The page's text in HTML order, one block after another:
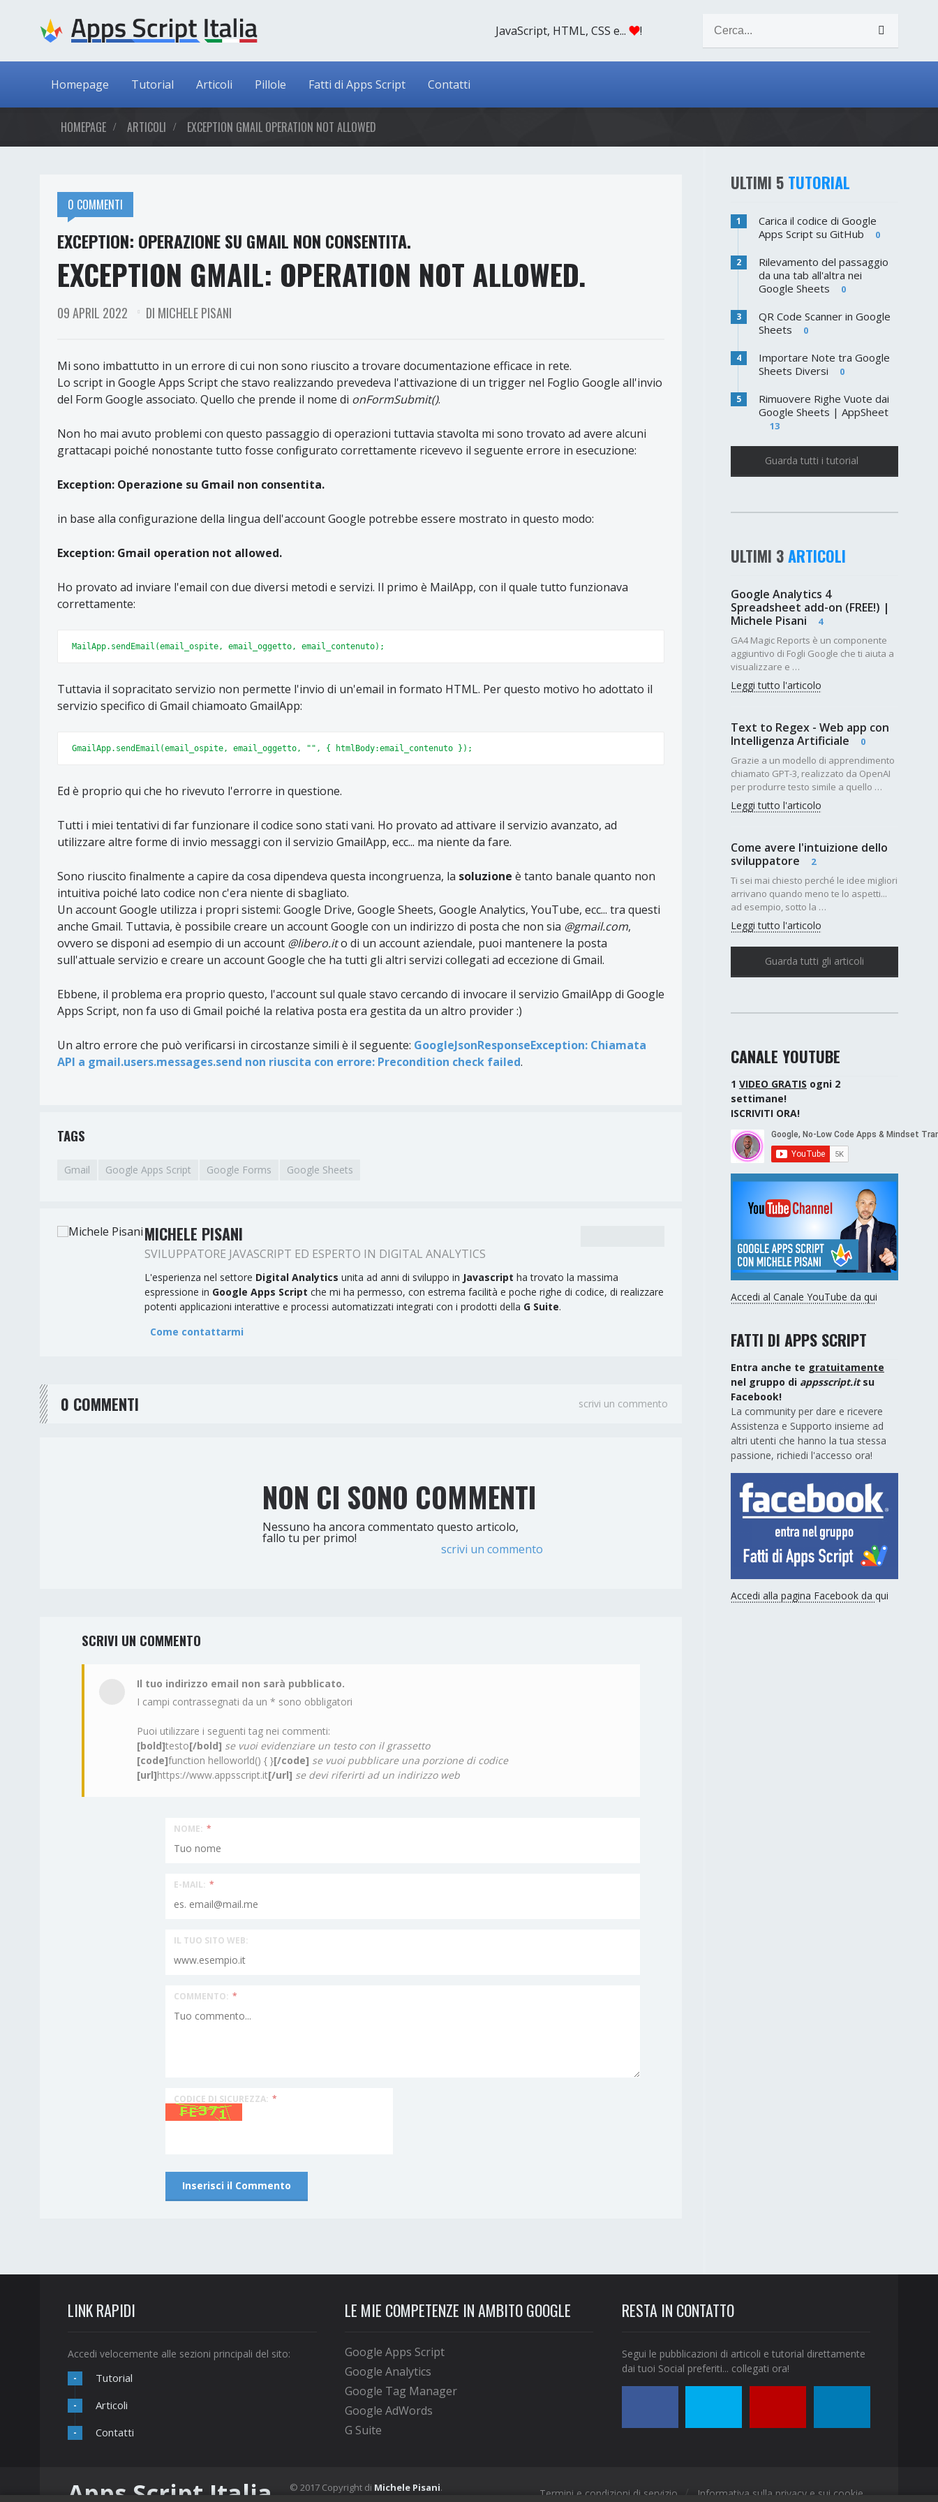
JavaScript, HTML, CSS e... !
Homepage Tutorial Articoli Pillole Fatti di Apps Script Contatti
HOMEPAGE ARTICOLI EXCEPTION GMAIL OPERATION NOT ALLOWED
0 COMMENTI
EXCEPTION: OPERAZIONE SU GMAIL NON CONSENTITA.
EXCEPTION GMAIL: OPERATION NOT ALLOWED.
09 APRIL 2022 DI MICHELE PISANI
Mi sono imbattutto in un errore di cui non sono riuscito a trovare documentazione efficace in rete.
Lo script in Google Apps Script che stavo realizzando prevedeva l'attivazione di un trigger nel Foglio Google all'invio
del Form Google associato. Quello che prende il nome di onFormSubmit().
Non ho mai avuto problemi con questo passaggio di operazioni tuttavia stavolta mi sono trovato ad avere alcuni
grattacapi poiché nonostante tutto fosse configurato correttamente ricevevo il seguente errore in esecuzione:
Exception: Operazione su Gmail non consentita.
in base alla configurazione della lingua dell'account Google potrebbe essere mostrato in questo modo:
Exception: Gmail operation not allowed.
Ho provato ad inviare l'email con due diversi metodi e servizi. Il primo è MailApp, con il quale tutto funzionava
correttamente:
MailApp.sendEmail(email_ospite, email_oggetto, email_contenuto);
Tuttavia il sopracitato servizio non permette l'invio di un'email in formato HTML. Per questo motivo ho adottato il
servizio specifico di Gmail chiamoato GmailApp:
GmailApp.sendEmail(email_ospite, email_oggetto, "", { htmlBody:email_contenuto });
Ed è proprio qui che ho rivevuto l'errorre in questione.
Tutti i miei tentativi di far funzionare il codice sono stati vani. Ho provato ad attivare il servizio avanzato, ad
utilizzare altre forme di invio messaggi con il servizio GmailApp, ecc... ma niente da fare.
Sono riuscito finalmente a capire da cosa dipendeva questa incongruenza, la soluzione è tanto banale quanto non
intuitiva poiché lato codice non c'era niente di sbagliato.
Un account Google utilizza i propri sistemi: Google Drive, Google Sheets, Google Analytics, YouTube, ecc... tra questi
anche Gmail. Tuttavia, è possibile creare un account Google con un indirizzo di posta che non sia @gmail.com,
ovvero se disponi ad esempio di un account @libero.ito di un account aziendale, puoi mantenere la posta
sull'attuale servizio e creare un account Google che ha tutti gli altri servizi collegati ad eccezione di Gmail.
Ebbene, il problema era proprio questo, l'account sul quale stavo cercando di invocare il servizio GmailApp di Google
Apps Script, non fa uso di Gmail poiché la relativa posta era gestita da un altro provider :)
Un altro errore che può verificarsi in circostanze simili è il seguente: GoogleJsonResponseException: Chiamata
API a gmail.users.messages.send non riuscita con errore: Precondition check failed.
TAGS
Gmail Google Apps Script Google Forms Google Sheets
MICHELE PISANI
SVILUPPATORE JAVASCRIPT ED ESPERTO IN DIGITAL ANALYTICS
L'esperienza nel settore Digital Analytics unita ad anni di sviluppo in Javascript ha trovato la massima
espressione in Google Apps Script che mi ha permesso, con estrema facilità e poche righe di codice, di realizzare
potenti applicazioni interattive e processi automatizzati integrati con i prodotti della G Suite.
Come contattarmi
scrivi un commento
0 COMMENTI
NON CI SONO COMMENTI
Nessuno ha ancora commentato questo articolo,
fallo tu per primo!
scrivi un commento
SCRIVI UN COMMENTO
Il tuo indirizzo email non sarà pubblicato.
I campi contrassegnati da un * sono obbligatori
Puoi utilizzare i seguenti tag nei commenti:
[bold]testo[/bold] se vuoi evidenziare un testo con il grassetto
[code]function helloworld() { }[/code] se vuoi pubblicare una porzione di codice
[url]https://www.appsscript.it[/url] se devi riferirti ad un indirizzo web
NOME: *
E-MAIL: *
IL TUO SITO WEB:
COMMENTO: *
CODICE DI SICUREZZA: *
ULTIMI 5 TUTORIAL
1
Carica il codice di Google
Apps Script su GitHub
0
2
Rilevamento del passaggio
da una tab all'altra nei
Google Sheets
0
3
QR Code Scanner in Google
Sheets
0
4
Importare Note tra Google
Sheets Diversi
0
5
Rimuovere Righe Vuote dai
Google Sheets | AppSheet
13
Guarda tutti i tutorial
ULTIMI 3ARTICOLI
Google Analytics 4
Spreadsheet add-on (FREE!) |
Michele Pisani
4
GA4 Magic Reports è un componente
aggiuntivo di Fogli Google che ti aiuta a
visualizzare e …
Leggi tutto l'articolo
Text to Regex - Web app con
Intelligenza Artificiale
0
Grazie a un modello di apprendimento
chiamato GPT-3, realizzato da OpenAI
per produrre testo simile a quello …
Leggi tutto l'articolo
Come avere l'intuizione dello
sviluppatore
2
Ti sei mai chiesto perché le idee migliori
arrivano quando meno te lo aspetti...
ad esempio, sotto la …
Leggi tutto l'articolo
Guarda tutti gli articoli
CANALE YOUTUBE
1 VIDEO GRATIS ogni 2
settimane!
ISCRIVITI ORA!
Accedi al Canale YouTube da qui
FATTI DI APPS SCRIPT
Entra anche te gratuitamente
nel gruppo di appsscript.itsu
Facebook!
La community per dare e ricevere
Assistenza e Supporto insieme ad
altri utenti che hanno la tua stessa
passione, richiedi l'accesso ora!
Accedi alla pagina Facebook da qui
LINK RAPIDI
Accedi velocemente alle sezioni principali del sito:
- Tutorial
- Articoli
- Contatti
LE MIE COMPETENZE IN AMBITO GOOGLE
Google Apps Script
Google Analytics
Google Tag Manager
Google AdWords
G Suite
RESTA IN CONTATTO
Segui le pubblicazioni di articoli e tutorial direttamente
dai tuoi Social preferiti... collegati ora!
Termini e condizioni di servizio Informativa sulla privacy e sui cookie
Apps Script Italia © 2017 Copyright di Michele Pisani.